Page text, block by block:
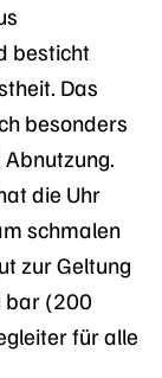
besticht
Das
besonders
die Uhr
schmalen
zur Geltung
bar (200
für alle